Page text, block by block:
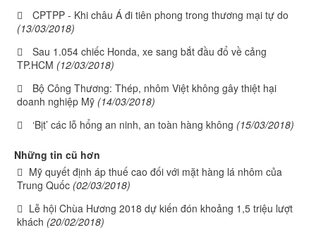
CPTPP - Khi châu Á đi tiên phong trong thương mại tự do
(13/03/2018)
Sau 1.054 chiếc Honda, xe sang bắt đầu đổ về cảng
TP.HCM (12/03/2018)
Bộ Công Thương: Thép, nhôm Việt không gây thiệt hại
doanh nghiệp Mỹ (14/03/2018)
‘Bịt’ các lỗ hổng an ninh, an toàn hàng không (15/03/2018)
Những tin cũ hơn
Mỹ quyết định áp thuế cao đối với mặt hàng lá nhôm của
Trung Quốc (02/03/2018)
Lễ hội Chùa Hương 2018 dự kiến đón khoảng 1,5 triệu lượt
khách (20/02/2018)